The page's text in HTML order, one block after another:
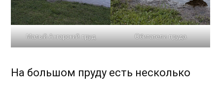
Малый Ангарский пруд Обитатели пруда
На большом пруду есть несколько